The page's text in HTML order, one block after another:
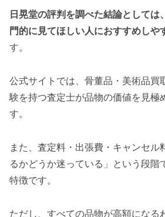
日晃堂の評判を調べた結論としては
門的に見てほしい人におすすめしや
す。
公式サイトでは、骨董品・美術品買
験を持つ査定士が品物の価値を見極
す。
また、査定料・出張費・キャンセル
るかどうか迷っている」という段階
特徴です。
ただし、すべての品物が高額になる